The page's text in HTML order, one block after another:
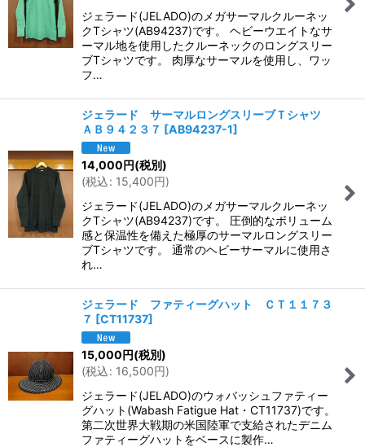
ジェラード(JELADO)のメガサーマルクルーネッ
クTシャツ(AB94237)です。 ヘビーウエイトなサ
ーマル地を使用したクルーネックのロングスリー
ブTシャツです。 肉厚なサーマルを使用し、ワッ
フ…
ジェラード サーマルロングスリーブＴシャツ
ＡＢ９４２３７ [AB94237-1]
14,000円(税別)
(税込: 15,400円)
ジェラード(JELADO)のメガサーマルクルーネッ
クTシャツ(AB94237)です。 圧倒的なボリューム
感と保温性を備えた極厚のサーマルロングスリー
ブTシャツです。 通常のヘビーサーマルに使用さ
れ…
ジェラード ファティーグハット ＣＴ１１７３
７ [CT11737]
15,000円(税別)
(税込: 16,500円)
ジェラード(JELADO)のウォバッシュファティー
グハット(Wabash Fatigue Hat・CT11737)です。
第二次世界大戦期の米国陸軍で支給されたデニム
ファティーグハットをベースに製作…